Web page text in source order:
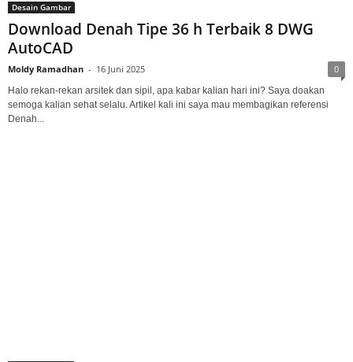
Desain Gambar
Download Denah Tipe 36 h Terbaik 8 DWG
AutoCAD
Moldy Ramadhan - 16 Juni 2025 0
Halo rekan-rekan arsitek dan sipil, apa kabar kalian hari ini? Saya doakan
semoga kalian sehat selalu. Artikel kali ini saya mau membagikan referensi
Denah...